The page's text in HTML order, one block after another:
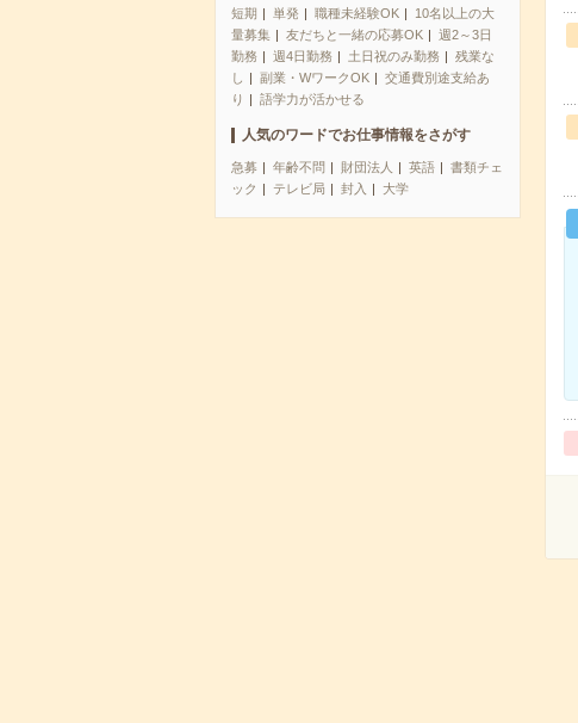
短期 単発 職種未経験OK
10名以上の大
量募集
友だちと一緒の応募OK
週2～3日
勤務
週4日勤務 土日祝のみ勤務
残業な
し
副業・WワークOK
交通費別途支給あ
り
語学力が活かせる
人気のワードでお仕事情報をさがす
急募 年齢不問 財団法人 英語
書類チェ
ック
テレビ局 封入 大学